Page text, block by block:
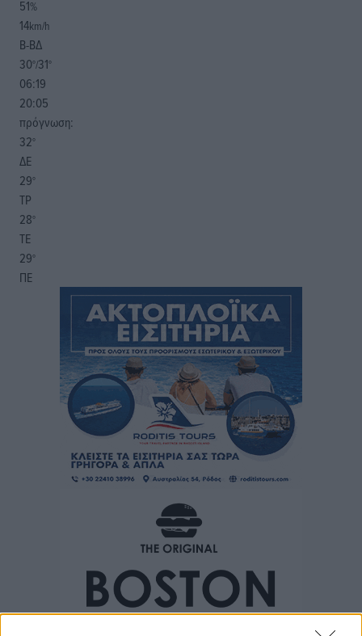
51%
14km/h
Β-ΒΔ
30°/31°
06:19
20:05
πρόγνωση:
32°
ΔΕ
29°
ΤΡ
28°
ΤΕ
29°
ΠΕ